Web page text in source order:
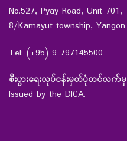
No.527, Pyay Road, Unit
8/Kamayut township,
Tel: (+95) 9 797145500
စီးပွားရေးလုပ်ငန်းမှတ်ပုံတင်လ
Issued by the DICA.